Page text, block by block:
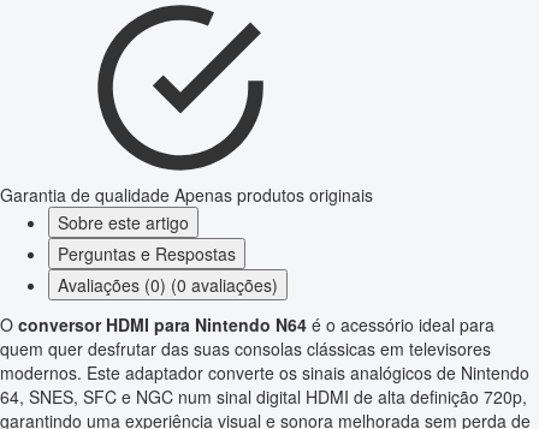
Garantia de qualidade Apenas produtos originais
Sobre este artigo
Perguntas e Respostas
Avaliações (0) (0 avaliações)
O conversor HDMI para Nintendo N64 é o acessório ideal para
quem quer desfrutar das suas consolas clássicas em televisores
modernos. Este adaptador converte os sinais analógicos de Nintendo
64, SNES, SFC e NGC num sinal digital HDMI de alta definição 720p,
garantindo uma experiência visual e sonora melhorada sem perda de